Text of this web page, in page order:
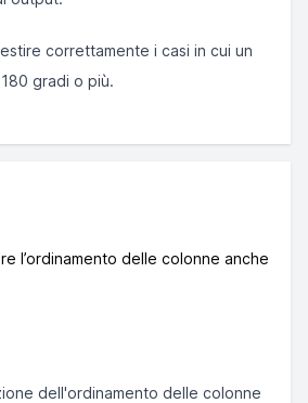
correttamente i casi in cui un
gradi o più.
l’ordinamento delle colonne anche
dell'ordinamento delle colonne